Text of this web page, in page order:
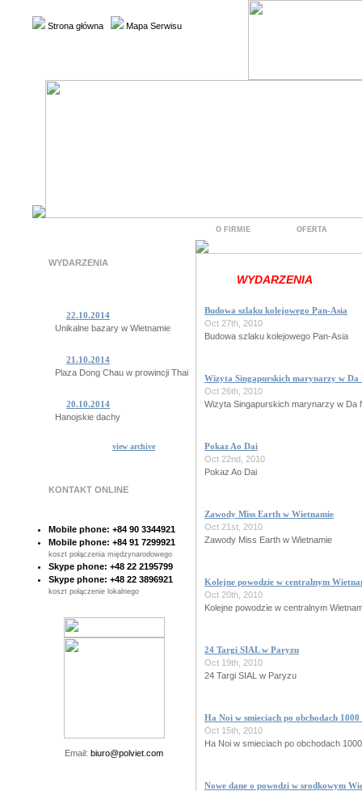
Strona główna Mapa Serwisu
WYDARZENIA
28.10.2014
Sajgonskie stare drzewa
22.10.2014
Unikalne bazary w Wietnamie
21.10.2014
Plaza Dong Chau w prowincji Thai Binh
20.10.2014
Hanojskie dachy
14.10.2014
10.10.2014
Sajgon pod woda!
07.10.2014
Poczta Sajgonska
view archive
KONTAKT ONLINE
Mobile phone: +84 90 3344921
Mobile phone: +84 91 7299921
koszt połączenia międzynarodowego
Skype phone: +48 22 2195799
Skype phone: +48 22 3896921
koszt połączenie lokalnego
Email: biuro@polviet.com
O FIRMIE OFERTA
WYDARZENIA
Budowa szlaku kolejowego Pan-Asia
Oct 27th, 2010
Budowa szlaku kolejowego Pan-Asia
Wizyta Singapurskich marynarzy w Da
Oct 26th, 2010
Wizyta Singapurskich marynarzy w Da
Pokaz Ao Dai
Oct 22nd, 2010
Pokaz Ao Dai
Zawody Miss Earth w Wietnamie
Oct 21st, 2010
Zawody Miss Earth w Wietnamie
Kolejne powodzie w centralnym
Oct 20th, 2010
Kolejne powodzie w centralnym
24 Targi SIAL w Paryzu
Oct 19th, 2010
24 Targi SIAL w Paryzu
Ha Noi w smieciach po obchodach
Oct 15th, 2010
Ha Noi w smieciach po obchodach
Nowe dane o powodzi w srodkowym